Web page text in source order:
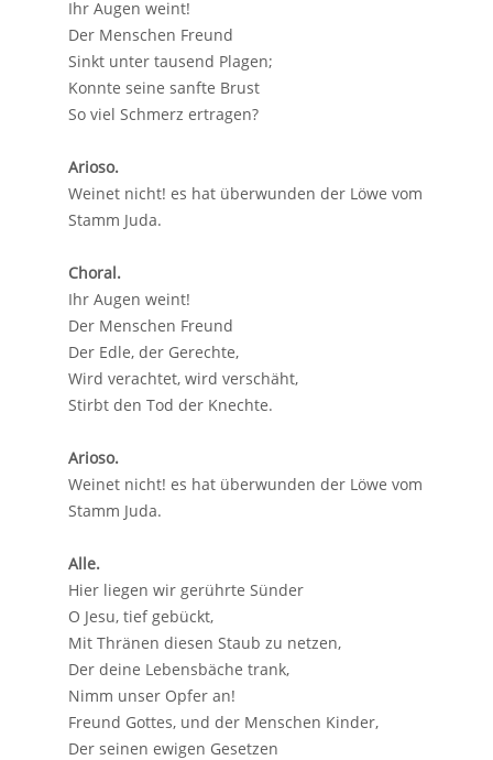
Ihr Augen weint!
Der Menschen Freund
Sinkt unter tausend Plagen;
Konnte seine sanfte Brust
So viel Schmerz ertragen?
Arioso.
Weinet nicht! es hat überwunden der Löwe vom
Stamm Juda.
Choral.
Ihr Augen weint!
Der Menschen Freund
Der Edle, der Gerechte,
Wird verachtet, wird verschäht,
Stirbt den Tod der Knechte.
Arioso.
Weinet nicht! es hat überwunden der Löwe vom
Stamm Juda.
Alle.
Hier liegen wir gerührte Sünder
O Jesu, tief gebückt,
Mit Thränen diesen Staub zu netzen,
Der deine Lebensbäche trank,
Nimm unser Opfer an!
Freund Gottes, und der Menschen Kinder,
Der seinen ewigen Gesetzen